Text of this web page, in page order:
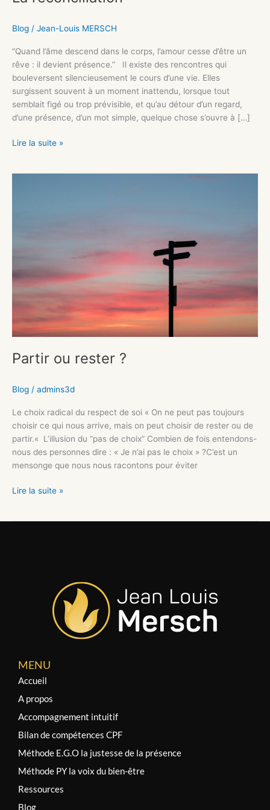
Blog / Jean-Louis MERSCH
“Quand l’âme descend dans le corps, l’amour cesse d’être un
rêve : il devient présence.” Il existe des rencontres qui
bouleversent silencieusement le cours d’une vie. Elles
surgissent souvent à un moment inattendu, lorsque tout
semblait figé ou trop prévisible, et qu’au détour d’un regard,
d’une présence, d’un mot simple, quelque chose s’ouvre à […]
Lire la suite »
Partir ou rester ?
Blog / admins3d
Le choix radical du respect de soi « On ne peut pas toujours
choisir ce qui nous arrive, mais on peut choisir de rester ou de
partir.« L’illusion du “pas de choix” Combien de fois entendons-
nous des personnes dire : « Je n’ai pas le choix » ?C’est un
mensonge que nous nous racontons pour éviter
Lire la suite »
MENU
Accueil
A propos
Accompagnement intuitif
Bilan de compétences CPF
Méthode E.G.O la justesse de la présence
Méthode PY la voix du bien-être
Ressources
Blog